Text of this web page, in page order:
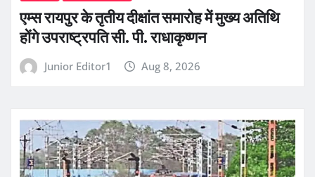
एम्स रायपुर के तृतीय दीक्षांत समारोह में मुख्य अतिथि
होंगे उपराष्ट्रपति सी. पी. राधाकृष्णन
Junior Editor1 Aug 8, 2026